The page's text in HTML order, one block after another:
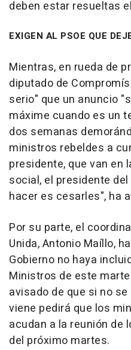
deben estar resueltas
EXIGEN AL PSOE QUE
Mientras, en rueda de
diputado de
serio" que un anuncio
máxime cuando es un
dos semanas
ministros rebeldes a
presidente, que van en
social, el presidente
hacer es cesarles", ha
Por su parte, el
Unida, Antonio Maíllo,
Gobierno no haya
Ministros de este
avisado de que si no
viene pedirá que los
acudan a la reunión de
del próximo martes.